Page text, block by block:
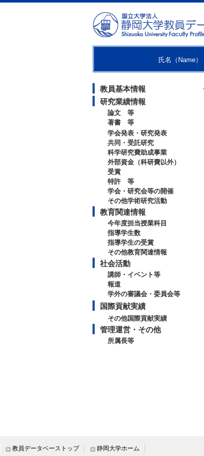
氏名（Name）
教員基本情報
研究業績情報
論文 等
著書 等
学会発表・研究発表
共同・受託研究
科学研究費助成事業
外部資金（科研費以外）
受賞
特許 等
学会・研究会等の開催
その他学術研究活動
教育関連情報
今年度担当授業科目
指導学生数
指導学生の受賞
その他教育関連情報
社会活動
講師・イベント等
報道
学外の審議会・委員会等
国際貢献実績
その他国際貢献実績
管理運営・その他
所属長等
教員データベーストップ 静岡大学ホーム